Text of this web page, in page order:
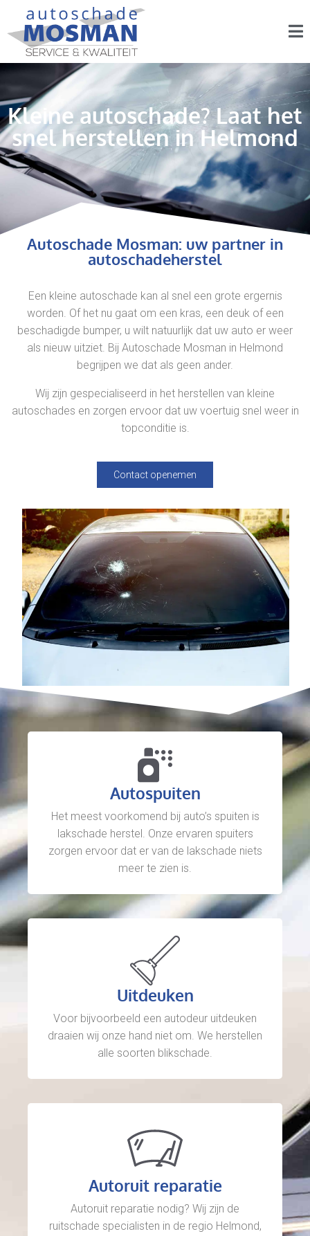
Kleine autoschade? Laat het
snel herstellen in Helmond
Autoschade Mosman: uw partner in
autoschadeherstel
Een kleine autoschade kan al snel een grote ergernis
worden. Of het nu gaat om een kras, een deuk of een
beschadigde bumper, u wilt natuurlijk dat uw auto er weer
als nieuw uitziet. Bij Autoschade Mosman in Helmond
begrijpen we dat als geen ander.
Wij zijn gespecialiseerd in het herstellen van kleine
autoschades en zorgen ervoor dat uw voertuig snel weer in
topconditie is.
Contact openemen
Autospuiten
Het meest voorkomend bij auto’s spuiten is
lakschade herstel. Onze ervaren spuiters
zorgen ervoor dat er van de lakschade niets
meer te zien is.
Uitdeuken
Voor bijvoorbeeld een autodeur uitdeuken
draaien wij onze hand niet om. We herstellen
alle soorten blikschade.
Autoruit reparatie
Autoruit reparatie nodig? Wij zijn de
ruitschade specialisten in de regio Helmond,